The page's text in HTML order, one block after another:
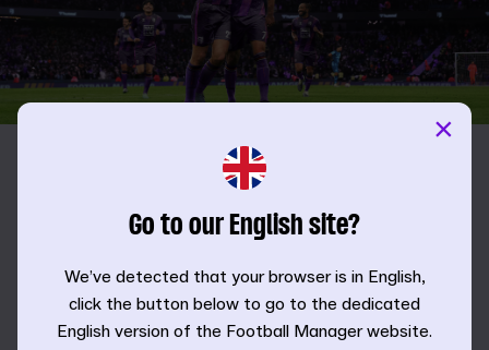
Büyük bir menajer olma yolunda ilerleme asla durmaz.
FM23 Touch'taki kariyerini devam ettirebilme imkanı, dünya
futbolunun zirvesine giden yolculuğunu sürdürmene olanak
İstediğin gibi bir patron olmana olanak tanıyan Dinamikler
sistemi, geleceğin yıldızlarına seviye atlatmana yardımcı
olacak Antrenman geliştirmeleri ve şimdiye kadarki en iyi
Go to our English site?
We’ve detected that your browser is in English,
click the button below to go to the dedicated
English version of the Football Manager website.
×